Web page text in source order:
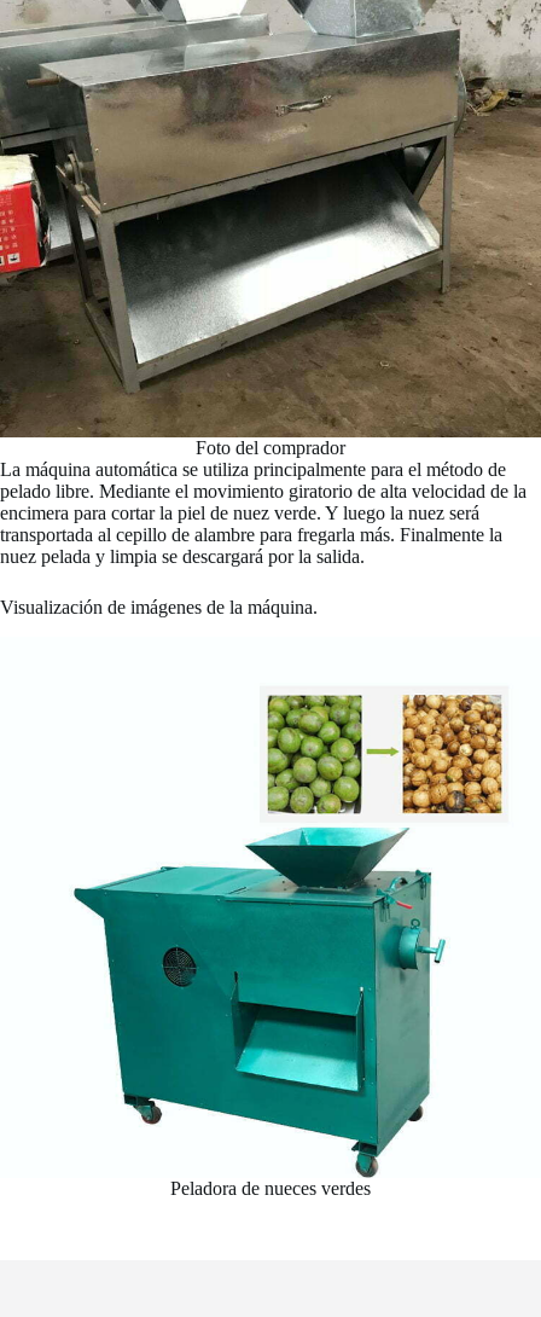
Foto del comprador
La máquina automática se utiliza principalmente para el método de
pelado libre. Mediante el movimiento giratorio de alta velocidad de la
encimera para cortar la piel de nuez verde. Y luego la nuez será
transportada al cepillo de alambre para fregarla más. Finalmente la
nuez pelada y limpia se descargará por la salida.
Visualización de imágenes de la máquina.
Peladora de nueces verdes